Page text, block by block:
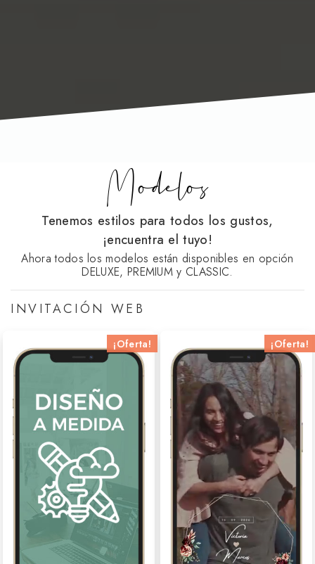
Modelos
Tenemos estilos para todos los gustos,
¡encuentra el tuyo!
Ahora todos los modelos están disponibles en opción
DELUXE, PREMIUM y CLASSIC.
INVITACIÓN WEB
¡Oferta! ¡Oferta!